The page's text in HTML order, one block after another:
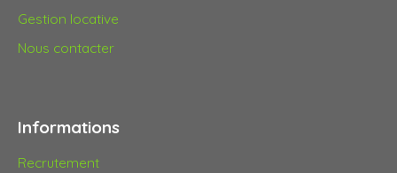
Gestion locative
Nous contacter
Informations
Recrutement